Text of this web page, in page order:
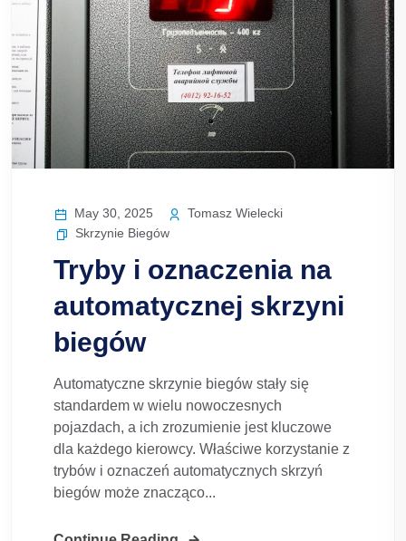
May 30, 2025
Tomasz Wielecki
Skrzynie Biegów
Tryby i oznaczenia na
automatycznej skrzyni
biegów
Automatyczne skrzynie biegów stały się
standardem w wielu nowoczesnych
pojazdach, a ich zrozumienie jest kluczowe
dla każdego kierowcy. Właściwe korzystanie z
trybów i oznaczeń automatycznych skrzyń
biegów może znacząco...